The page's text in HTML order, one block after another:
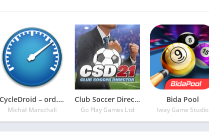
CycleDroid – ord. de bicicleta
Michał Marschall
Club Soccer Director 2021 – Gestión de fútbol
Go Play Games Ltd
Bida Pool
Iway Game Studio